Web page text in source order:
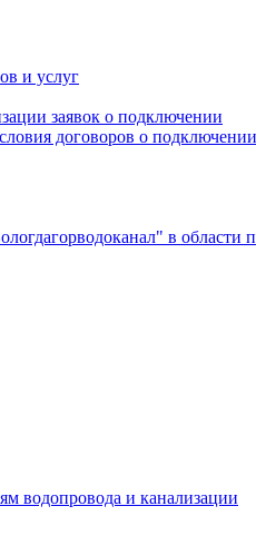
и услуг
заявок о подключении
договоров о подключении
в области
водопровода и канализации